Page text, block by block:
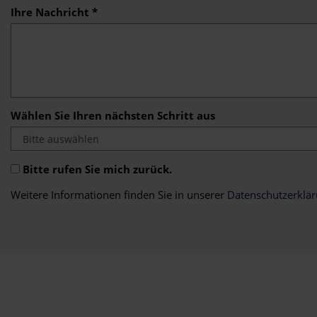
Ihre Nachricht *
Wählen Sie Ihren nächsten Schritt aus
Bitte rufen Sie mich zurück.
Weitere Informationen finden Sie in unserer